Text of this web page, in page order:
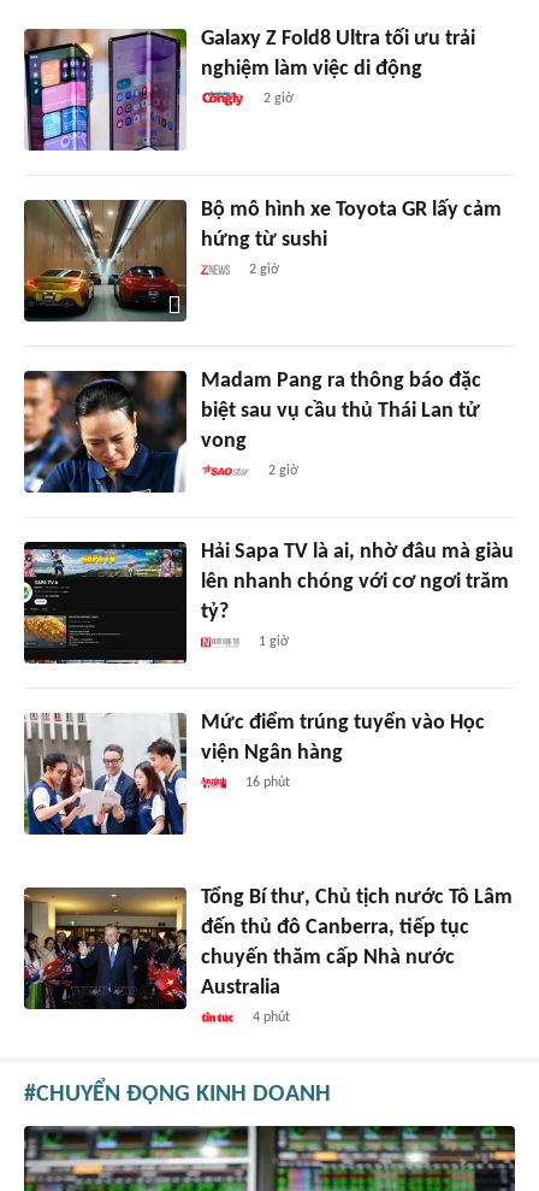
Galaxy Z Fold8 Ultra tối ưu trải
nghiệm làm việc di động
2 giờ
Bộ mô hình xe Toyota GR lấy cảm
hứng từ sushi
2 giờ
Madam Pang ra thông báo đặc
biệt sau vụ cầu thủ Thái Lan tử
vong
2 giờ
Hải Sapa TV là ai, nhờ đâu mà giàu
lên nhanh chóng với cơ ngơi trăm
tỷ?
1 giờ
Mức điểm trúng tuyển vào Học
viện Ngân hàng
16 phút
Tổng Bí thư, Chủ tịch nước Tô Lâm
đến thủ đô Canberra, tiếp tục
chuyến thăm cấp Nhà nước
Australia
4 phút
CHUYỂN ĐỘNG KINH DOANH